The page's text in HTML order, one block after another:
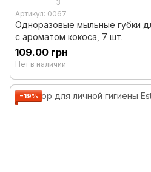
3
Артикул: 0067
Одноразовые мыльные губки
с ароматом кокоса, 7 шт.
109.00 грн
Нет в наличии
−19%